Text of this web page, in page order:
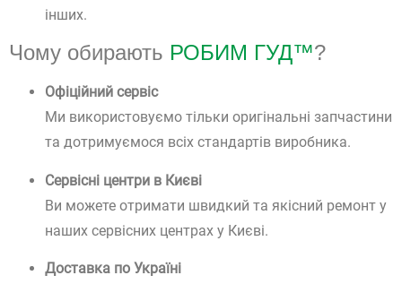
інших.
Чому обирають РОБИМ ГУД™?
Офіційний сервіс
Ми використовуємо тільки оригінальні запчастини
та дотримуємося всіх стандартів виробника.
Сервісні центри в Києві
Ви можете отримати швидкий та якісний ремонт у
наших сервісних центрах у Києві.
Доставка по Україні